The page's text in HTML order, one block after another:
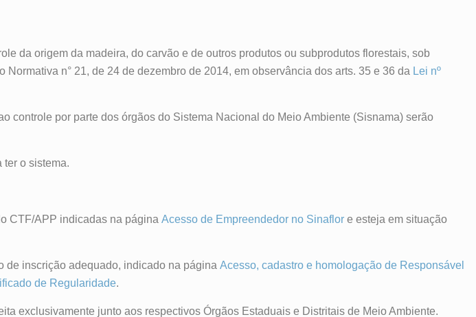
da origem da madeira, do carvão e de outros produtos ou subprodutos florestais, sob
n° 21, de 24 de dezembro de 2014, em observância dos arts. 35 e 36 da Lei nº
controle por parte dos órgãos do Sistema Nacional do Meio Ambiente (Sisnama) serão
ter o sistema.
CTF/APP indicadas na página Acesso de Empreendedor no Sinaflor e esteja em situação
de inscrição adequado, indicado na página Acesso, cadastro e homologação de Responsável
de Regularidade.
exclusivamente junto aos respectivos Órgãos Estaduais e Distritais de Meio Ambiente.